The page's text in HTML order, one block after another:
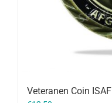
Veteranen Coin ISAF